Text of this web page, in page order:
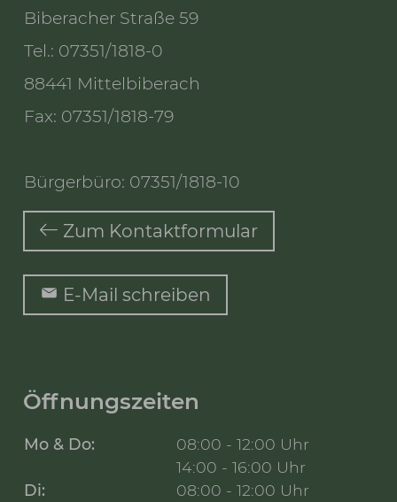
Biberacher Straße 59
Tel.: 07351/1818-0
88441 Mittelbiberach
Fax: 07351/1818-79
Bürgerbüro: 07351/1818-10
Zum Kontaktformular
E-Mail schreiben
Öffnungszeiten
Mo & Do:
08:00 - 12:00 Uhr
14:00 - 16:00 Uhr
Di:
08:00 - 12:00 Uhr